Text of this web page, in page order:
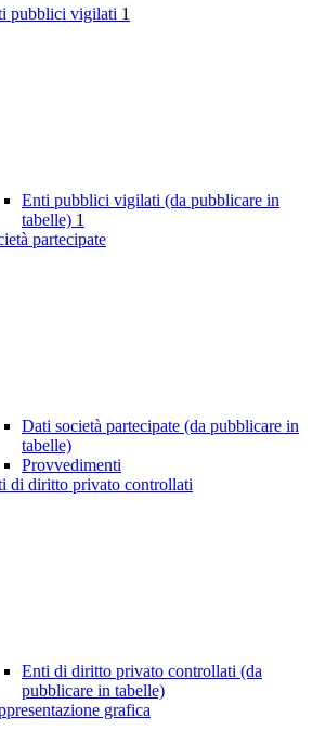
pubblici vigilati 1
Enti pubblici vigilati (da pubblicare in
tabelle) 1
partecipate
Dati società partecipate (da pubblicare in
tabelle)
Provvedimenti
di diritto privato controllati
Enti di diritto privato controllati (da
pubblicare in tabelle)
grafica